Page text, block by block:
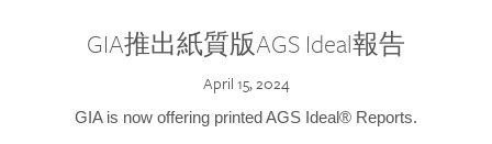
GIA推出紙質版AGS Ideal報告
April 15, 2024
GIA is now offering printed AGS Ideal® Reports.